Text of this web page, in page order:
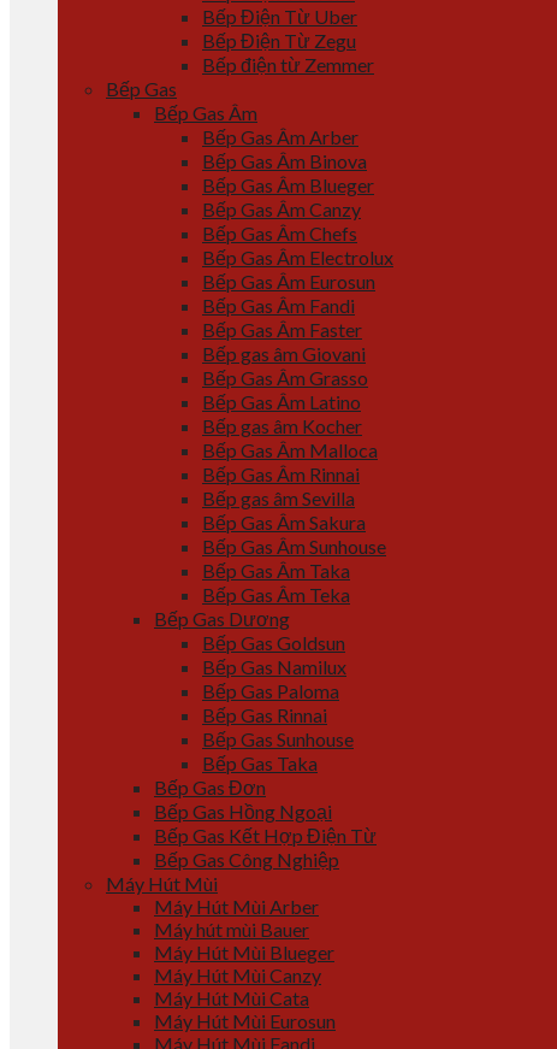
Bếp Điện Từ Uber
Bếp Điện Từ Zegu
Bếp điện từ Zemmer
Bếp Gas
Bếp Gas Âm
Bếp Gas Âm Arber
Bếp Gas Âm Binova
Bếp Gas Âm Blueger
Bếp Gas Âm Canzy
Bếp Gas Âm Chefs
Bếp Gas Âm Electrolux
Bếp Gas Âm Eurosun
Bếp Gas Âm Fandi
Bếp Gas Âm Faster
Bếp gas âm Giovani
Bếp Gas Âm Grasso
Bếp Gas Âm Latino
Bếp gas âm Kocher
Bếp Gas Âm Malloca
Bếp Gas Âm Rinnai
Bếp gas âm Sevilla
Bếp Gas Âm Sakura
Bếp Gas Âm Sunhouse
Bếp Gas Âm Taka
Bếp Gas Âm Teka
Bếp Gas Dương
Bếp Gas Goldsun
Bếp Gas Namilux
Bếp Gas Paloma
Bếp Gas Rinnai
Bếp Gas Sunhouse
Bếp Gas Taka
Bếp Gas Đơn
Bếp Gas Hồng Ngoại
Bếp Gas Kết Hợp Điện Từ
Bếp Gas Công Nghiệp
Máy Hút Mùi
Máy Hút Mùi Arber
Máy hút mùi Bauer
Máy Hút Mùi Blueger
Máy Hút Mùi Canzy
Máy Hút Mùi Cata
Máy Hút Mùi Eurosun
Máy Hút Mùi Fandi